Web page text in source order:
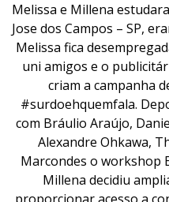
Melissa e Millena
Jose dos Campos – SP,
Melissa fica
uni amigos e o
criam a campanha
#surdoehquemfala.
com Bráulio Araújo,
Alexandre Ohkawa,
Marcondes o workshop
Millena decidiu